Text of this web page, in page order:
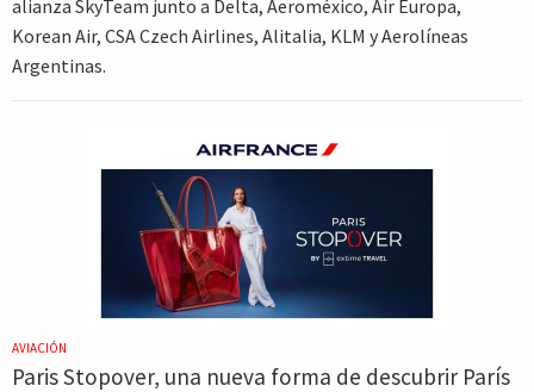
alianza SkyTeam junto a Delta, Aeroméxico, Air Europa,
Korean Air, CSA Czech Airlines, Alitalia, KLM y Aerolíneas
Argentinas.
AVIACIÓN
Paris Stopover, una nueva forma de descubrir París